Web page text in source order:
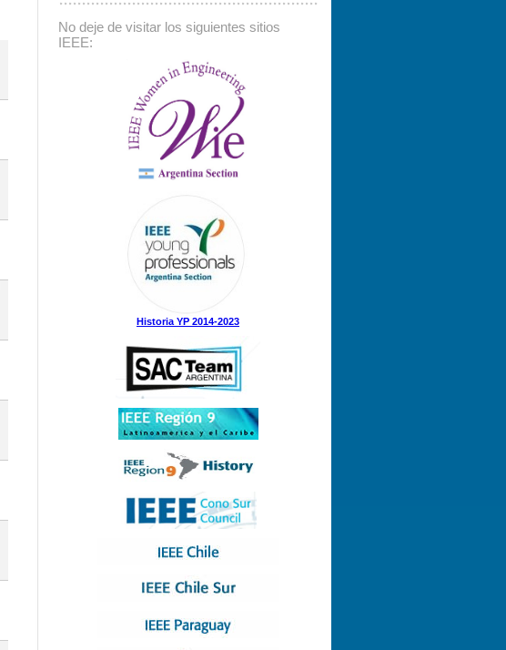
La palabra a buscar debe contener al menos 3 caracteres.
Buscar:
No deje de visitar los siguientes sitios
IEEE:
Historia YP 2014-2023